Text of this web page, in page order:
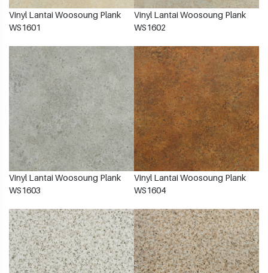
Vinyl Lantai Woosoung Plank
WS1601
Vinyl Lantai Woosoung Plank
WS1602
Vinyl Lantai Woosoung Plank
WS1603
Vinyl Lantai Woosoung Plank
WS1604